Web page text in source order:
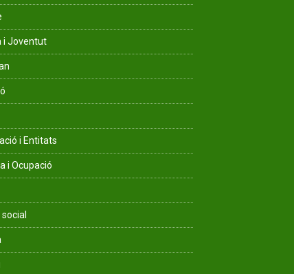
i Joventut
i Entitats
i Ocupació